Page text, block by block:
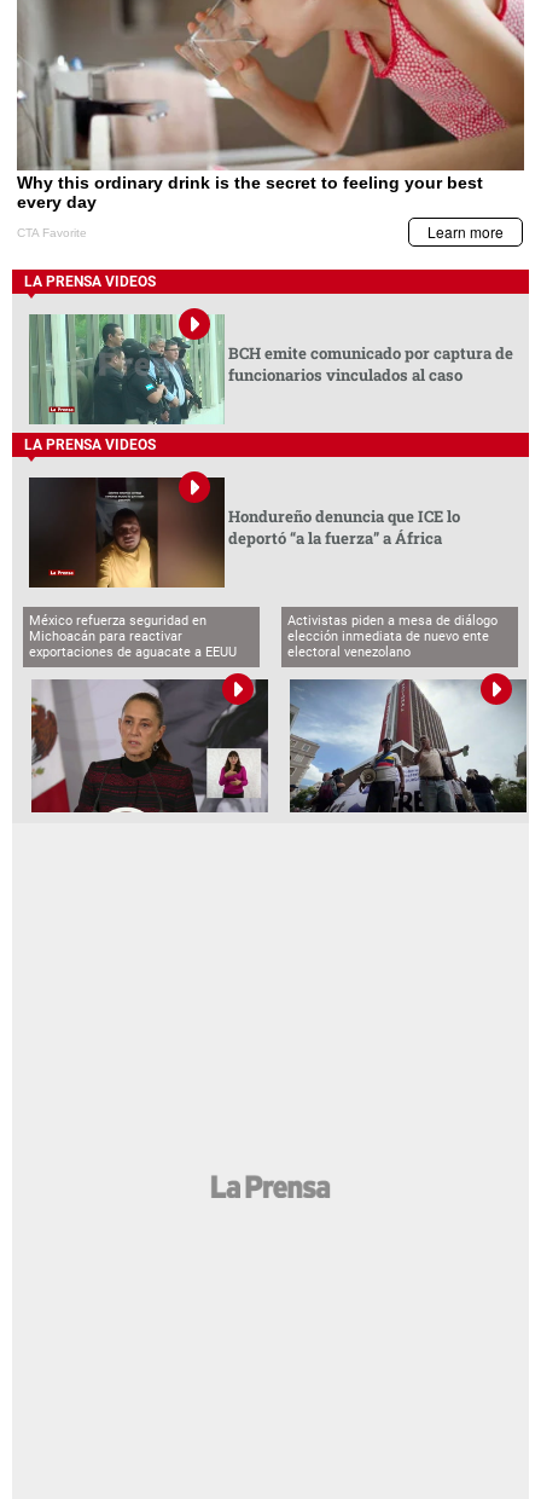
LA PRENSA VIDEOS
BCH emite comunicado por captura de
funcionarios vinculados al caso
LA PRENSA VIDEOS
Hondureño denuncia que ICE lo
deportó “a la fuerza” a África
México refuerza seguridad en
Michoacán para reactivar
exportaciones de aguacate a EEUU
Activistas piden a mesa de diálogo
elección inmediata de nuevo ente
electoral venezolano